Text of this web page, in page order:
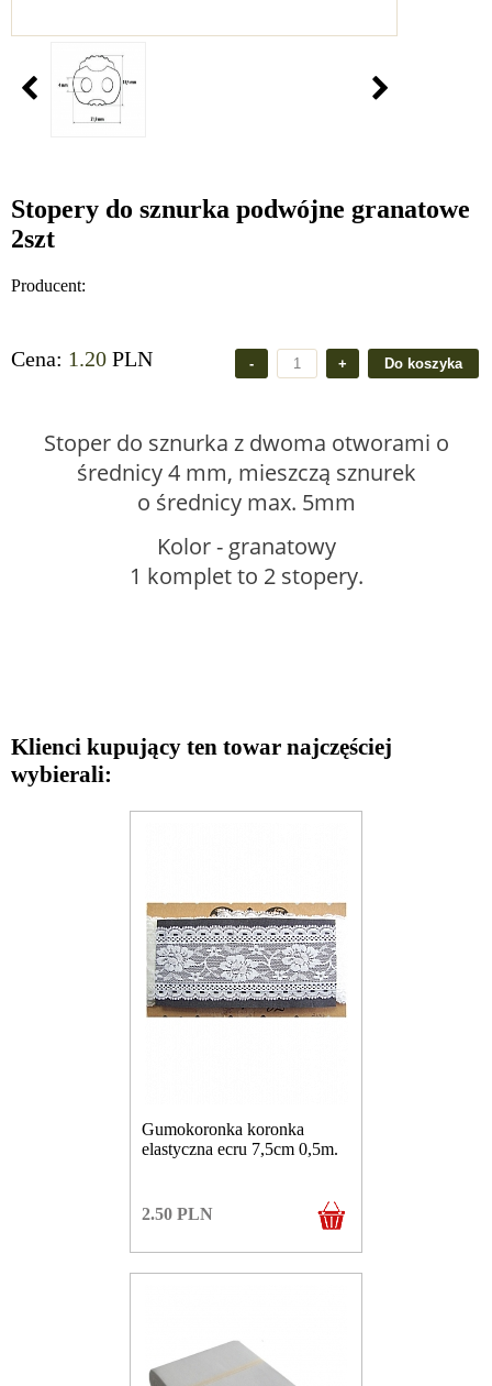
Stopery do sznurka podwójne granatowe
2szt
Producent:
Cena: 1.20 PLN
Stoper do sznurka z dwoma otworami o
średnicy 4 mm, mieszczą sznurek
o średnicy max. 5mm
Kolor - granatowy
1 komplet to 2 stopery.
Klienci kupujący ten towar najczęściej
wybierali:
Gumokoronka koronka
elastyczna ecru 7,5cm 0,5m.
2.50 PLN